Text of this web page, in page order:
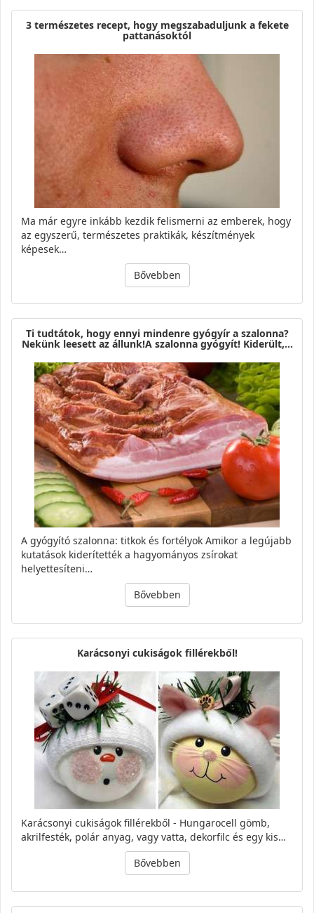
3 természetes recept, hogy megszabaduljunk a fekete
pattanásoktól
Ma már egyre inkább kezdik felismerni az emberek, hogy
az egyszerű, természetes praktikák, készítmények
képesek…
Bővebben
Ti tudtátok, hogy ennyi mindenre gyógyír a szalonna?
Nekünk leesett az állunk!A szalonna gyógyít! Kiderült,…
A gyógyító szalonna: titkok és fortélyok Amikor a legújabb
kutatások kiderítették a hagyományos zsírokat
helyettesíteni…
Bővebben
Karácsonyi cukiságok fillérekből!
Karácsonyi cukiságok fillérekből - Hungarocell gömb,
akrilfesték, polár anyag, vagy vatta, dekorfilc és egy kis…
Bővebben